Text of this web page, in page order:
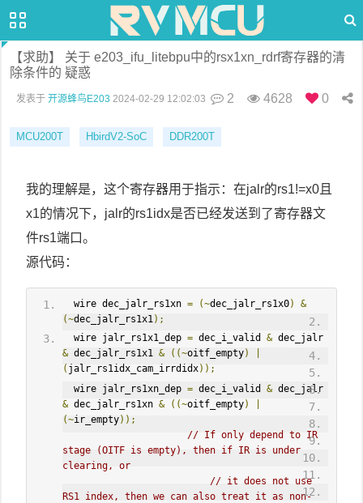
【求助】 关于 e203_ifu_litebpu中的rsx1xn_rdrf寄存器的清
除条件的 疑惑
发表于 开源蜂鸟E203 2024-02-29 12:02:03 2 4628 0
MCU200T HbirdV2-SoC DDR200T
我的理解是，这个寄存器用于指示：在jalr的rs1!=x0且
x1的情况下，jalr的rs1idx是否已经发送到了寄存器文
件rs1端口。
源代码：
  wire dec_jalr_rs1xn
= (~dec_jalr_rs1x0)
&
(~dec_jalr_rs1x1);
  wire jalr_rs1x1_dep
= dec_i_valid &
& dec_jalr_rs1x1 & ((~oitf_empty)
( jalr_rs1idx_cam_irrdidx));
  wire jalr_rs1xn_dep
= dec_i_valid &
& dec_jalr_rs1xn & ((~oitf_empty)
(~ir_empty));
// If only depend to IR
stage (OITF is empty), then if IR is under
clearing, or
// it does not use
RS1 index, then we can also treat it as non-